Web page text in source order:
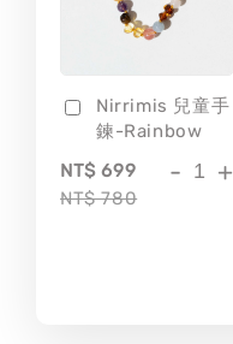
Nirrimis 兒童手
鍊-Rainbow
NT$ 699
NT$ 780
- +